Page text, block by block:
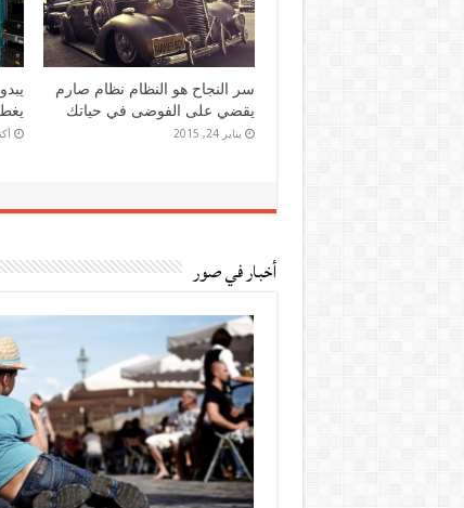
إذا الشعب يوما أراد الحياة فلا بد
أن يستجيب القدر
يونيو 24, 2014 مايو
أخبار في صور